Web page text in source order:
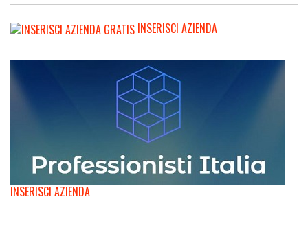
INSERISCI AZIENDA
INSERISCI AZIENDA